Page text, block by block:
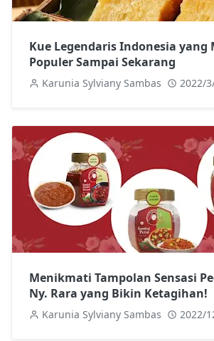
Kue Legendaris Indonesia yang
Populer Sampai Sekarang
Karunia Sylviany Sambas 2022/
Menikmati Tampolan Sensasi
Ny. Rara yang Bikin Ketagihan!
Karunia Sylviany Sambas 2022/